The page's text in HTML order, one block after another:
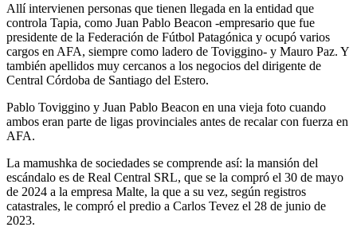
Allí intervienen personas que tienen llegada en la entidad que
controla Tapia, como Juan Pablo Beacon -empresario que fue
presidente de la Federación de Fútbol Patagónica y ocupó varios
cargos en AFA, siempre como ladero de Toviggino- y Mauro Paz. Y
también apellidos muy cercanos a los negocios del dirigente de
Central Córdoba de Santiago del Estero.
Pablo Toviggino y Juan Pablo Beacon en una vieja foto cuando
ambos eran parte de ligas provinciales antes de recalar con fuerza en
AFA.
La mamushka de sociedades se comprende así: la mansión del
escándalo es de Real Central SRL, que se la compró el 30 de mayo
de 2024 a la empresa Malte, la que a su vez, según registros
catastrales, le compró el predio a Carlos Tevez el 28 de junio de
2023.